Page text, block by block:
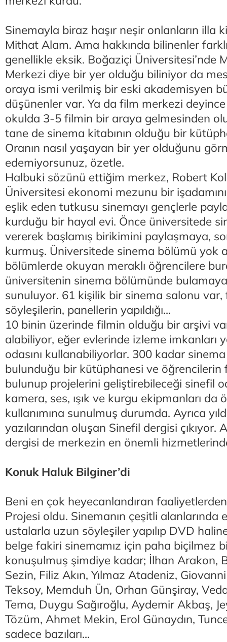
Sinemayla biraz haşır neşir onlanların illa
Mithat Alam. Ama hakkında bilinenler
genellikle eksik. Boğaziçi Üniversitesi’nde
Merkezi diye bir yer olduğu biliniyor da
oraya ismi verilmiş bir eski akademisyen
düşünenler var. Ya da film merkezi
okulda 3-5 filmin bir araya gelmesinden
tane de sinema kitabının olduğu bir
Oranın nasıl yaşayan bir yer olduğunu
edemiyorsunuz, özetle.
Halbuki sözünü ettiğim merkez, Robert
Üniversitesi ekonomi mezunu bir
eşlik eden tutkusu sinemayı gençlerle
kurduğu bir hayal evi. Önce üniversitede
vererek başlamış birikimini paylaşmaya,
kurmuş. Üniversitede sinema bölümü yok
bölümlerde okuyan meraklı öğrencilere
üniversitenin sinema bölümünde
sunuluyor. 61 kişilik bir sinema salonu
söyleşilerin, panellerin yapıldığı...
10 binin üzerinde filmin olduğu bir arşivi
alabiliyor, eğer evlerinde izleme imkanları
odasını kullanabiliyorlar. 300 kadar sinema
bulunduğu bir kütüphanesi ve öğrencilerin
bulunup projelerini geliştirebileceği sinefil
kamera, ses, ışık ve kurgu ekipmanları da
kullanımına sunulmuş durumda. Ayrıca
yazılarından oluşan Sinefil dergisi çıkıyor.
dergisi de merkezin en önemli
Konuk Haluk Bilginer’di
Beni en çok heyecanlandıran
Projesi oldu. Sinemanın çeşitli alanlarında
ustalarla uzun söyleşiler yapılıp DVD
belge fakiri sinemamız için paha biçilmez
konuşulmuş şimdiye kadar; İlhan Arakon,
Sezin, Filiz Akın, Yılmaz Atadeniz,
Teksoy, Memduh Ün, Orhan Günşiray,
Tema, Duygu Sağıroğlu, Aydemir Akbaş,
Tözüm, Ahmet Mekin, Erol Günaydın,
sadece bazıları...